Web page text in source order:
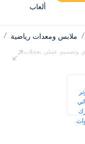
ألعاب
ملابس ومعدات رياضية